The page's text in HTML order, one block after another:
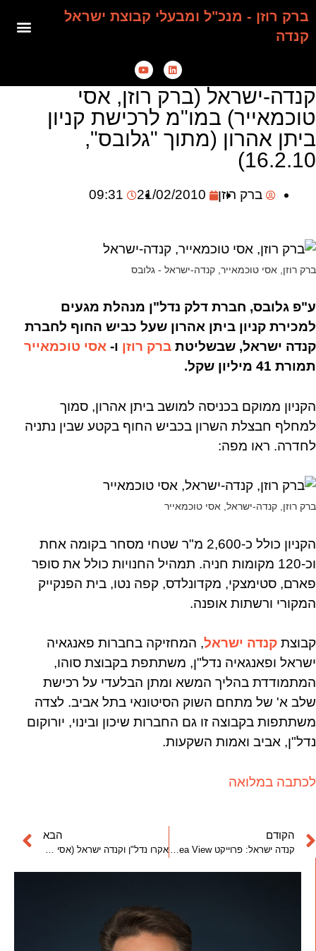
ברק רוזן - מנכ"ל ומבעלי קבוצת ישראל
קנדה
קנדה-ישראל (ברק רוזן, אסי
טוכמאייר) במו"מ לרכישת קניון
ביתן אהרון (מתוך "גלובס",
16.2.10)
ברק רוזן 21/02/2010
09:31
ברק רוזן, אסי טוכמאייר, קנדה-ישראל - גלובס
ע"פ גלובס, חברת דלק נדל"ן מנהלת מגעים
למכירת קניון ביתן אהרון שעל כביש החוף לחברת
קנדה ישראל, שבשליטת ברק רוזן ו- אסי טוכמאייר
תמורת 41 מיליון שקל.
הקניון ממוקם בכניסה למושב ביתן אהרון, סמוך
למחלף חבצלת השרון בכביש החוף בקטע שבין נתניה
לחדרה. ראו מפה:
ברק רוזן, קנדה-ישראל, אסי טוכמאייר
הקניון כולל כ-2,600 מ"ר שטחי מסחר בקומה אחת
וכ-120 מקומות חניה. תמהיל החנויות כולל את סופר
פארם, סטימצקי, מקדונלדס, קפה נטו, בית הפנקייק
המקורי ורשתות אופנה.
קבוצת קנדה ישראל, המחזיקה בחברות פאנגאיה
ישראל ופאנגאיה נדל"ן, משתתפת בקבוצת סוהו,
המתמודדת בהליך המשא ומתן הבלעדי על רכישת
שלב א' של מתחם השוק הסיטונאי בתל אביב. לצדה
משתתפות בקבוצה זו גם החברות שיכון ובינוי, יורוקום
נדל"ן, אביב ואמות השקעות.
לכתבה במלואה
הקודם
קנדה ישראל: פרוייקט Sea View – קבוצת רכישה בנדל"ן המסחרי
הבא
אקרו נדל"ן וקנדה ישראל (אסי טוכמאייר, ברק רוזן) יבנו את מגדל הגמנסיה